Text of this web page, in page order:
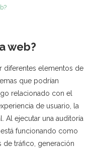
web?
diferentes elementos de
que podrían
relacionado con el
de usuario, la
Al ejecutar una auditoría
funcionando como
tráfico, generación